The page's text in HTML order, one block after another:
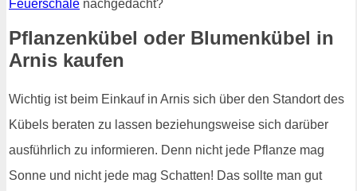
Feuerschale nachgedacht?
Pflanzenkübel oder Blumenkübel in
Arnis kaufen
Wichtig ist beim Einkauf in Arnis sich über den Standort des
Kübels beraten zu lassen beziehungsweise sich darüber
ausführlich zu informieren. Denn nicht jede Pflanze mag
Sonne und nicht jede mag Schatten! Das sollte man gut